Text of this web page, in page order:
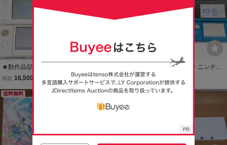
★動作品/訳あり★ Newニ
ンテンドー3DS ホワイト
KTR-001 任天堂 New3DS
本体セット きせかえ レト
ロゲーム 白 タッチペン付
現在 16,500
り とびだす 魔法のペン
現在 3,500円
★動作確認済★ ニンテン
ドー3DS アクアブルー C
TR-001 本体 タッチペン/
収納ケース付 充電器なし
現在
送料無料 送料無料